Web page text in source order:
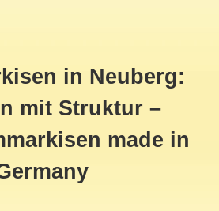
in Neuberg:
mit Struktur –
made in